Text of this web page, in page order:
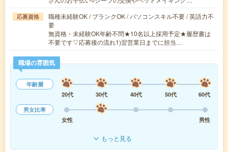
応募資格
職種未経験OK / ブランクOK / パソコンスキル不要 / 英語力不
要
無資格・未経験OK年齢不問★10名以上採用予定★履歴書は
不要です▽応募後の流れ1)翌営業日までに担当…
職場の雰囲気
年齢層
20代
30代 40代 50代
60代
男女比率
女性
男性
もっと見る